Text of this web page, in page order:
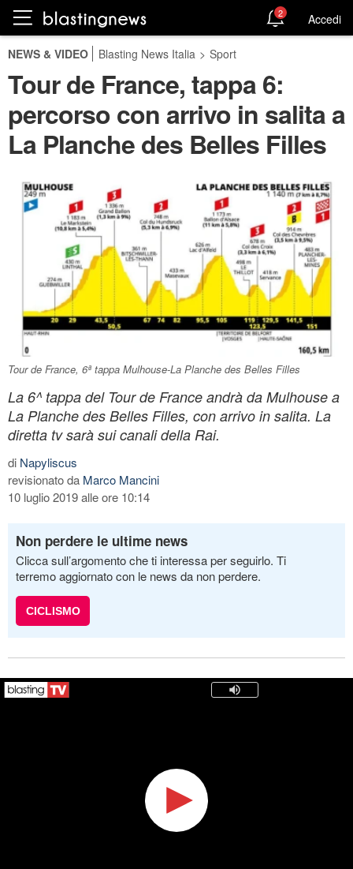
2 Accedi
NEWS & VIDEO Blasting News Italia > Sport
Tour de France, tappa 6:
percorso con arrivo in salita a
La Planche des Belles Filles
Tour de France, 6ª tappa Mulhouse-La Planche des Belles Filles
La 6^ tappa del Tour de France andrà da Mulhouse a
La Planche des Belles Filles, con arrivo in salita. La
diretta tv sarà sui canali della Rai.
di Napyliscus
revisionato da Marco Mancini
10 luglio 2019 alle ore 10:14
Non perdere le ultime news
Clicca sull’argomento che ti interessa per seguirlo. Ti
terremo aggiornato con le news da non perdere.
CICLISMO